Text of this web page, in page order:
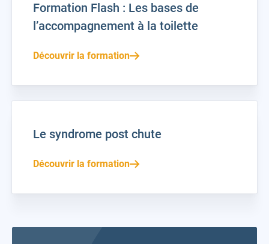
Formation Flash : Les bases de
l’accompagnement à la toilette
Découvrir la formation
Le syndrome post chute
Découvrir la formation